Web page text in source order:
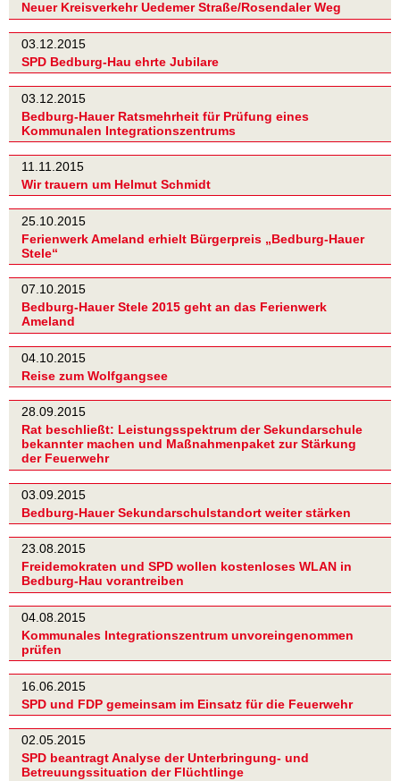
Neuer Kreisverkehr Uedemer Straße/Rosendaler Weg
03.12.2015
SPD Bedburg-Hau ehrte Jubilare
03.12.2015
Bedburg-Hauer Ratsmehrheit für Prüfung eines
Kommunalen Integrationszentrums
11.11.2015
Wir trauern um Helmut Schmidt
25.10.2015
Ferienwerk Ameland erhielt Bürgerpreis „Bedburg-Hauer
Stele“
07.10.2015
Bedburg-Hauer Stele 2015 geht an das Ferienwerk
Ameland
04.10.2015
Reise zum Wolfgangsee
28.09.2015
Rat beschließt: Leistungsspektrum der Sekundarschule
bekannter machen und Maßnahmenpaket zur Stärkung
der Feuerwehr
03.09.2015
Bedburg-Hauer Sekundarschulstandort weiter stärken
23.08.2015
Freidemokraten und SPD wollen kostenloses WLAN in
Bedburg-Hau vorantreiben
04.08.2015
Kommunales Integrationszentrum unvoreingenommen
prüfen
16.06.2015
SPD und FDP gemeinsam im Einsatz für die Feuerwehr
02.05.2015
SPD beantragt Analyse der Unterbringung- und
Betreuungssituation der Flüchtlinge